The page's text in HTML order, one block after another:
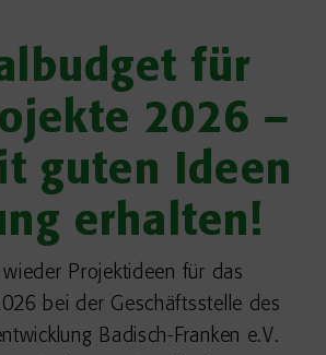
für
2026 –
guten Ideen
erhalten!
Projektideen für das
bei der Geschäftsstelle des
Badisch-Franken e.V.